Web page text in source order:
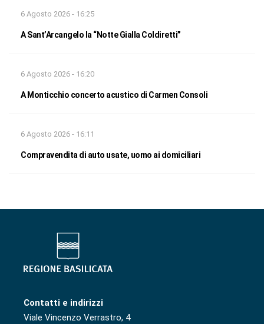
6 Agosto 2026 - 16:25
A Sant’Arcangelo la “Notte Gialla Coldiretti”
6 Agosto 2026 - 16:20
A Monticchio concerto acustico di Carmen Consoli
6 Agosto 2026 - 16:11
Compravendita di auto usate, uomo ai domiciliari
Contatti e indirizzi
Viale Vincenzo Verrastro, 4